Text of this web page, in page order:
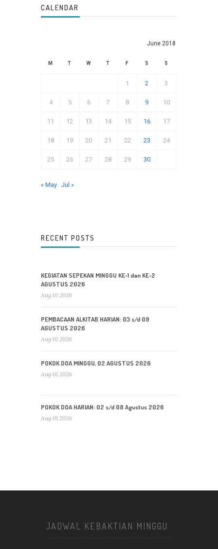
CALENDAR
June 2018
M T W T F S S
1 2 3
4 5 6 7 8 9 10
11 12 13 14 15 16 17
18 19 20 21 22 23 24
25 26 27 28 29 30
« May Jul »
RECENT POSTS
KEGIATAN SEPEKAN MINGGU KE-1 dan KE-2
AGUSTUS 2026
Aug 01 2026
PEMBACAAN ALKITAB HARIAN: 03 s/d 09
AGUSTUS 2026
Aug 01 2026
POKOK DOA MINGGU, 02 AGUSTUS 2026
Aug 01 2026
POKOK DOA HARIAN: 02 s/d 08 Agustus 2026
Aug 01 2026
JADWAL KEBAKTIAN MINGGU